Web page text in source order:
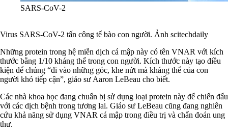
SARS-CoV-2
Virus SARS-CoV-2 tấn công tế bào con người. Ảnh scitechdaily
Những protein trong hệ miễn dịch cá mập này có tên VNAR với kích
thước bằng 1/10 kháng thể trong con người. Kích thước này tạo điều
kiện để chúng “đi vào những góc, khe nứt mà kháng thể của con
người khó tiếp cận”, giáo sư Aaron LeBeau cho biết.
Các nhà khoa học đang chuẩn bị sử dụng loại protein này để chiến đấu
với các dịch bệnh trong tương lai. Giáo sư LeBeau cũng đang nghiên
cứu khả năng sử dụng VNAR cá mập trong điều trị và chẩn đoán ung
thư.